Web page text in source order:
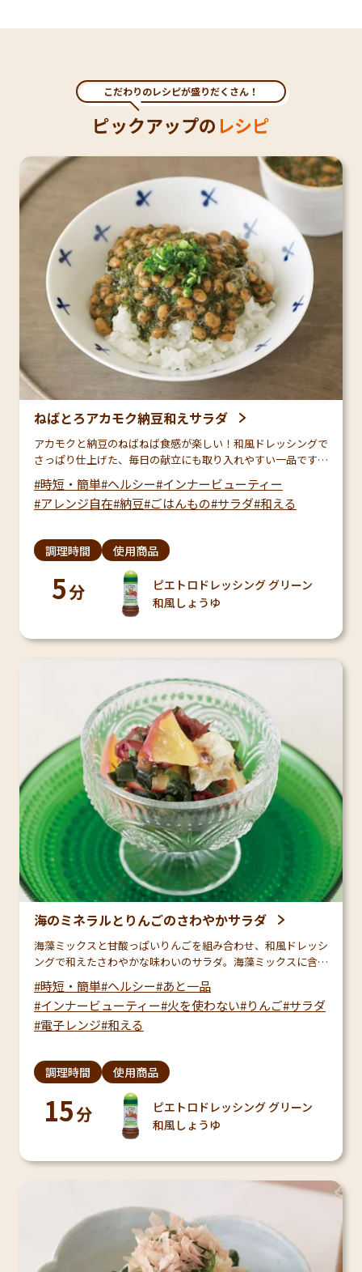
ピックアップのレシピ
こだわりのレシピが盛りだくさん！
ねばとろアカモク納豆和えサラダ
アカモクと納豆のねばねば食感が楽しい！和風ドレッシングで
さっぱり仕上げた、毎日の献立にも取り入れやすい一品です。
アカモクと納豆のネバネバ成分には食物繊維が含まれ、毎日の
スッキリ感や健やかな食生活をサポート♪
時短・簡単 ヘルシー インナービューティー
アレンジ自在 納豆 ごはんもの サラダ 和える
調理時間
5分
使用商品
ピエトロドレッシング グリーン
和風しょうゆ
海のミネラルとりんごのさわやかサラダ
海藻ミックスと甘酸っぱいりんごを組み合わせ、和風ドレッシ
ングで和えたさわやかな味わいのサラダ。海藻ミックスに含ま
れるミネラルとりんごのポリフェノール・ビタミンCは毎日の
きれいづくりをサポートしてくれる組み合わせです♪ ※…
時短・簡単 ヘルシー あと一品
インナービューティー 火を使わない りんご サラダ
電子レンジ 和える
調理時間
15分
使用商品
ピエトロドレッシング グリーン
和風しょうゆ